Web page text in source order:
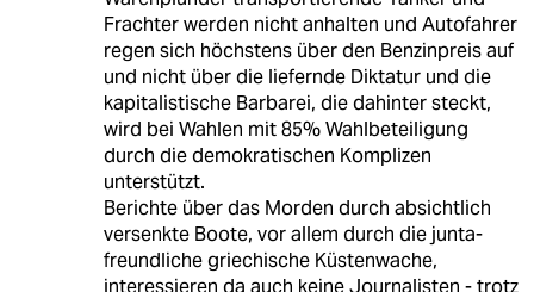
Frachter werden nicht anhalten und Autofahrer
regen sich höchstens über den Benzinpreis auf
und nicht über die liefernde Diktatur und die
kapitalistische Barbarei, die dahinter steckt,
wird bei Wahlen mit 85% Wahlbeteiligung
durch die demokratischen Komplizen
unterstützt.
Berichte über das Morden durch absichtlich
versenkte Boote, vor allem durch die junta-
freundliche griechische Küstenwache,
interessieren da auch keine Journalisten - trotz